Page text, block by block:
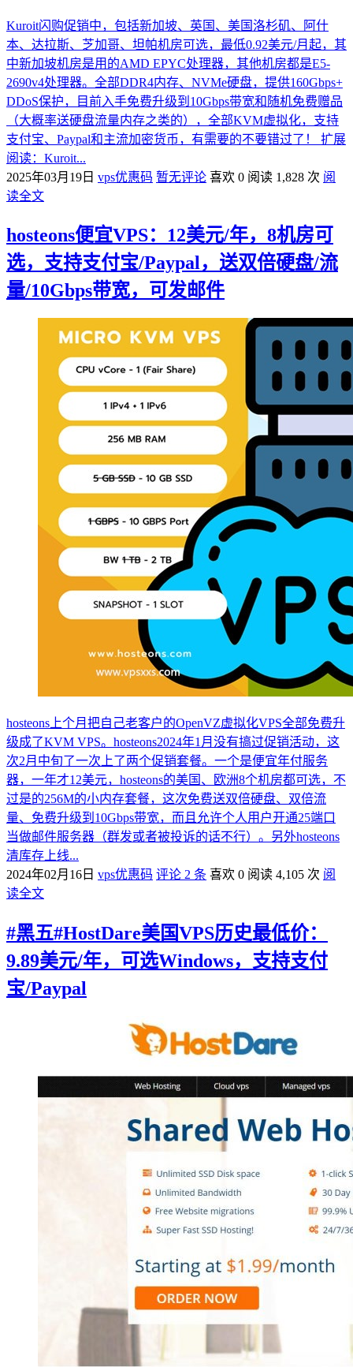
Kuroit闪购促销中，包括新加坡、英国、美国洛杉矶、阿什
本、达拉斯、芝加哥、坦帕机房可选，最低0.92美元/月起，其
中新加坡机房是用的AMD EPYC处理器，其他机房都是E5-
2690v4处理器。全部DDR4内存、NVMe硬盘，提供160Gbps+
DDoS保护，目前入手免费升级到10Gbps带宽和随机免费赠品
（大概率送硬盘流量内存之类的），全部KVM虚拟化，支持
支付宝、Paypal和主流加密货币，有需要的不要错过了！ 扩展
阅读：Kuroit...
2025年03月19日 vps优惠码 暂无评论 喜欢 0 阅读 1,828 次 阅
读全文
hosteons便宜VPS：12美元/年，8机房可
选，支持支付宝/Paypal，送双倍硬盘/流
量/10Gbps带宽，可发邮件
hosteons上个月把自己老客户的OpenVZ虚拟化VPS全部免费升
级成了KVM VPS。hosteons2024年1月没有搞过促销活动，这
次2月中旬了一次上了两个促销套餐。一个是便宜年付服务
器，一年才12美元，hosteons的美国、欧洲8个机房都可选，不
过是的256M的小内存套餐，这次免费送双倍硬盘、双倍流
量、免费升级到10Gbps带宽，而且允许个人用户开通25端口
当做邮件服务器（群发或者被投诉的话不行）。另外hosteons
清库存上线...
2024年02月16日 vps优惠码 评论 2 条 喜欢 0 阅读 4,105 次 阅
读全文
#黑五#HostDare美国VPS历史最低价：
9.89美元/年，可选Windows，支持支付
宝/Paypal